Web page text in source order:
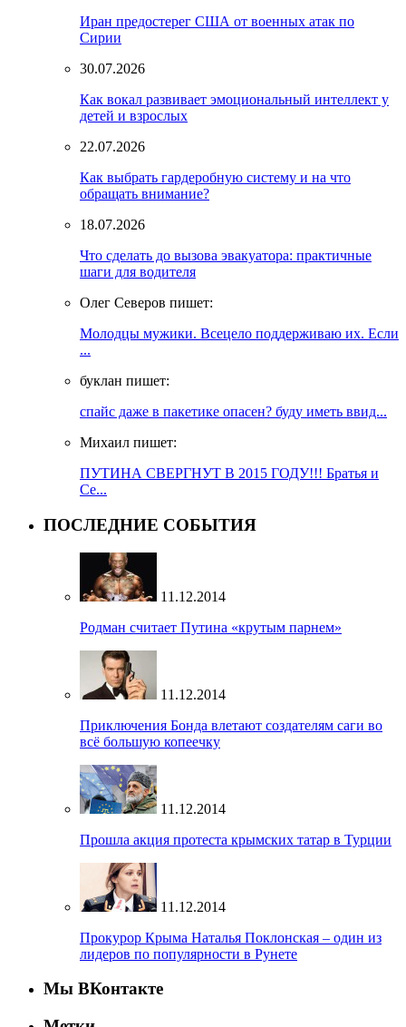
Иран предостерег США от военных атак по
Сирии
30.07.2026
Как вокал развивает эмоциональный интеллект у
детей и взрослых
22.07.2026
Как выбрать гардеробную систему и на что
обращать внимание?
18.07.2026
Что сделать до вызова эвакуатора: практичные
шаги для водителя
Олег Северов пишет:
Молодцы мужики. Всецело поддерживаю их. Если
...
буклан пишет:
спайс даже в пакетике опасен? буду иметь ввид...
Михаил пишет:
ПУТИНА СВЕРГНУТ В 2015 ГОДУ!!! Братья и
Се...
ПОСЛЕДНИЕ СОБЫТИЯ
11.12.2014
Родман считает Путина «крутым парнем»
11.12.2014
Приключения Бонда влетают создателям саги во
всё большую копеечку
11.12.2014
Прошла акция протеста крымских татар в Турции
11.12.2014
Прокурор Крыма Наталья Поклонская – один из
лидеров по популярности в Рунете
Мы ВКонтакте